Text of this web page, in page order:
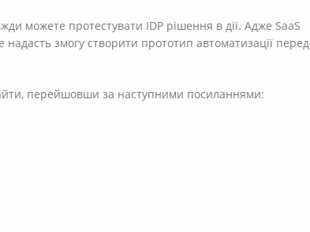
можете протестувати IDP рішення в дії. Адже SaaS
змогу створити прототип автоматизації перед
перейшовши за наступними посиланнями: